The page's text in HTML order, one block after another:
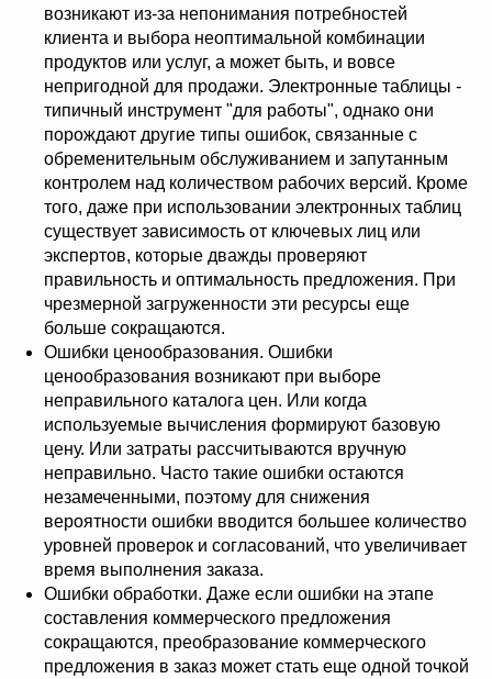
возникают из-за непонимания потребностей
клиента и выбора неоптимальной комбинации
продуктов или услуг, а может быть, и вовсе
непригодной для продажи. Электронные таблицы -
типичный инструмент "для работы", однако они
порождают другие типы ошибок, связанные с
обременительным обслуживанием и запутанным
контролем над количеством рабочих версий. Кроме
того, даже при использовании электронных таблиц
существует зависимость от ключевых лиц или
экспертов, которые дважды проверяют
правильность и оптимальность предложения. При
чрезмерной загруженности эти ресурсы еще
больше сокращаются.
Ошибки ценообразования. Ошибки
ценообразования возникают при выборе
неправильного каталога цен. Или когда
используемые вычисления формируют базовую
цену. Или затраты рассчитываются вручную
неправильно. Часто такие ошибки остаются
незамеченными, поэтому для снижения
вероятности ошибки вводится большее количество
уровней проверок и согласований, что увеличивает
время выполнения заказа.
Ошибки обработки. Даже если ошибки на этапе
составления коммерческого предложения
сокращаются, преобразование коммерческого
предложения в заказ может стать еще одной точкой